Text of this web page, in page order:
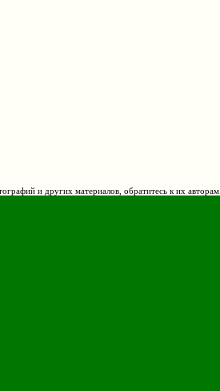
и других материалов, обратитесь к их авторам.